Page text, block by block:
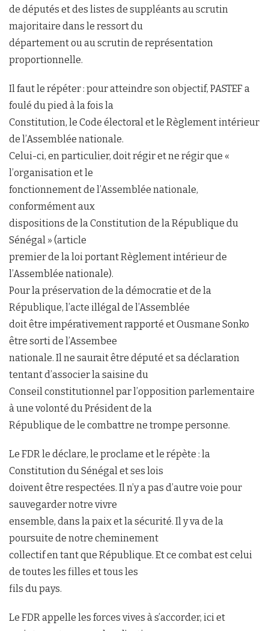
de députés et des listes de suppléants au scrutin
majoritaire dans le ressort du
département ou au scrutin de représentation
proportionnelle.
Il faut le répéter : pour atteindre son objectif, PASTEF a
foulé du pied à la fois la
Constitution, le Code électoral et le Règlement intérieur
de l’Assemblée nationale.
Celui-ci, en particulier, doit régir et ne régir que «
l’organisation et le
fonctionnement de l’Assemblée nationale,
conformément aux
dispositions de la Constitution de la République du
Sénégal » (article
premier de la loi portant Règlement intérieur de
l’Assemblée nationale).
Pour la préservation de la démocratie et de la
République, l’acte illégal de l’Assemblée
doit être impérativement rapporté et Ousmane Sonko
être sorti de l’Assembee
nationale. Il ne saurait être député et sa déclaration
tentant d’associer la saisine du
Conseil constitutionnel par l’opposition parlementaire
à une volonté du Président de la
République de le combattre ne trompe personne.
Le FDR le déclare, le proclame et le répète : la
Constitution du Sénégal et ses lois
doivent être respectées. Il n’y a pas d’autre voie pour
sauvegarder notre vivre
ensemble, dans la paix et la sécurité. Il y va de la
poursuite de notre cheminement
collectif en tant que République. Et ce combat est celui
de toutes les filles et tous les
fils du pays.
Le FDR appelle les forces vives à s’accorder, ici et